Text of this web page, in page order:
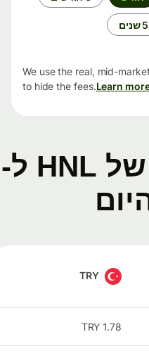
We use the real, mid-
to hide the fees.Learn
שערי חליפין של HNL ל-
TRY
1.78
TRY